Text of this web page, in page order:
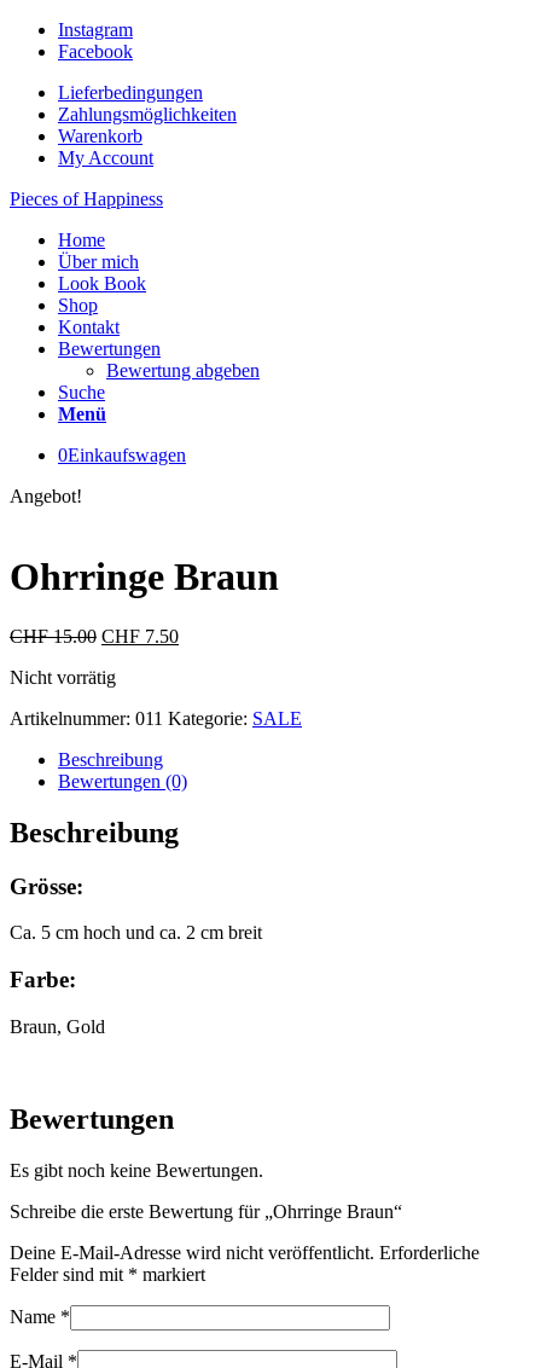
Instagram
Facebook
Lieferbedingungen
Zahlungsmöglichkeiten
Warenkorb
My Account
Pieces of Happiness
Home
Über mich
Look Book
Shop
Kontakt
Bewertungen
Bewertung abgeben
Suche
Menü
0Einkaufswagen
Angebot!
Ohrringe Braun
CHF15.00 Ursprünglicher
war:
CHF 7.50Aktueller
Nicht vorrätig
Artikelnummer: 011 Kategorie: SALE
Beschreibung
Bewertungen (0)
Beschreibung
Grösse:
Ca. 5 cm hoch und ca. 2 cm breit
Farbe:
Braun, Gold
Bewertungen
Es gibt noch keine Bewertungen.
Schreibe die erste Bewertung für „Ohrringe Braun“
Deine E-Mail-Adresse wird nicht veröffentlicht. Erforderliche
Felder sind mit * markiert
Name *
E-Mail *